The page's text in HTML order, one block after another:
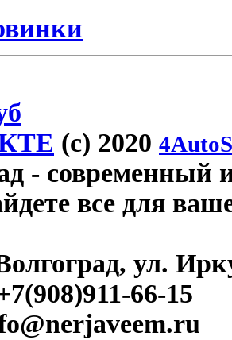
(c) 2020
- современный
все для
ул.
66-15